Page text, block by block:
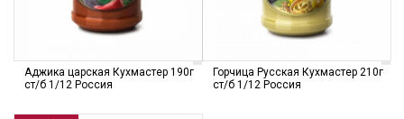
Аджика царская Кухмастер 190г
ст/б 1/12 Россия
Горчица Русская Кухмастер 210г
ст/б 1/12 Россия